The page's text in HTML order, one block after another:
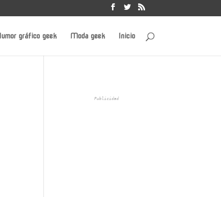
gráfico geek Moda geek Inicio
Publicidad